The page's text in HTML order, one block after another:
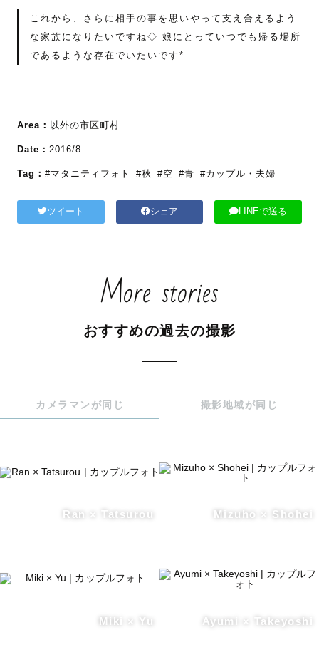
これから、さらに相手の事を思いやって支え合えるよう
な家族になりたいですね◇ 娘にとっていつでも帰る場所
であるような存在でいたいです*
Area： 以外の市区町村
Date： 2016/8
Tag： #マタニティフォト #秋 #空 #青 #カップル・夫婦
ツイート シェア LINEで送る
More stories
おすすめの過去の撮影
カメラマンが同じ 撮影地域が同じ
Ran × Tatsurou Mizuho × Shohei
Miki × Yu Ayumi × Takeyoshi